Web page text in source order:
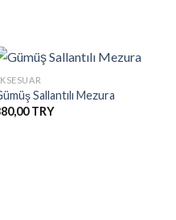
+
Sallantılı Mezura